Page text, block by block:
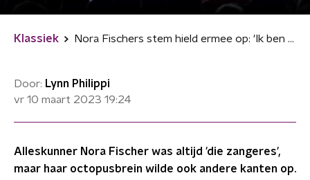
Klassiek Nora Fischers stem hield ermee op: 'Ik ben er ook dankbaar voor'
Door: Lynn Philippi
vr 10 maart 2023 19:24
Alleskunner Nora Fischer was altijd 'die zangeres',
maar haar octopusbrein wilde ook andere kanten op.